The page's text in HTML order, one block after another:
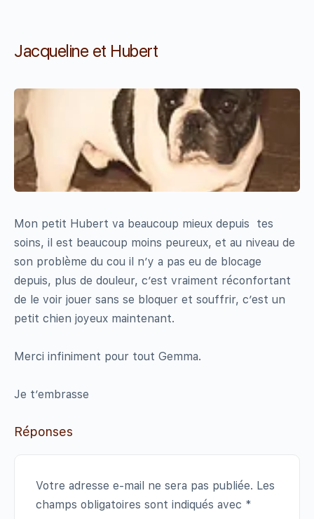
Jacqueline et Hubert
Mon petit Hubert va beaucoup mieux depuis tes
soins, il est beaucoup moins peureux, et au niveau de
son problème du cou il n’y a pas eu de blocage
depuis, plus de douleur, c’est vraiment réconfortant
de le voir jouer sans se bloquer et souffrir, c’est un
petit chien joyeux maintenant.
Merci infiniment pour tout Gemma.
Je t’embrasse
Réponses
Votre adresse e-mail ne sera pas publiée. Les
champs obligatoires sont indiqués avec *